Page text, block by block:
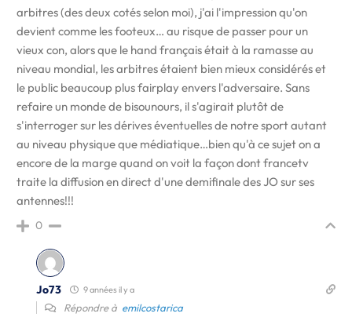
arbitres (des deux cotés selon moi), j'ai l'impression qu'on
devient comme les footeux… au risque de passer pour un
vieux con, alors que le hand français était à la ramasse au
niveau mondial, les arbitres étaient bien mieux considérés et
le public beaucoup plus fairplay envers l'adversaire. Sans
refaire un monde de bisounours, il s'agirait plutôt de
s'interroger sur les dérives éventuelles de notre sport autant
au niveau physique que médiatique…bien qu'à ce sujet on a
encore de la marge quand on voit la façon dont francetv
traite la diffusion en direct d'une demifinale des JO sur ses
antennes!!!
0
Jo73 9 années il y a
Répondre à emilcostarica